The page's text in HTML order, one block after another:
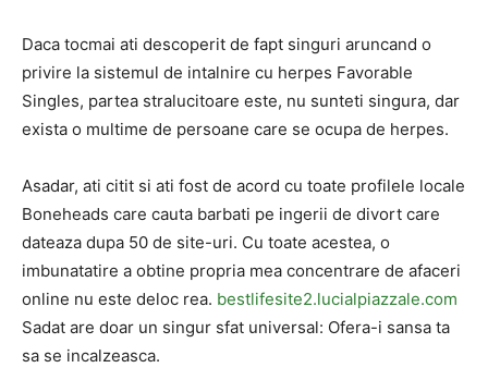
Daca tocmai ati descoperit de fapt singuri aruncand o
privire la sistemul de intalnire cu herpes Favorable
Singles, partea stralucitoare este, nu sunteti singura, dar
exista o multime de persoane care se ocupa de herpes.
Asadar, ati citit si ati fost de acord cu toate profilele locale
Boneheads care cauta barbati pe ingerii de divort care
dateaza dupa 50 de site-uri. Cu toate acestea, o
imbunatatire a obtine propria mea concentrare de afaceri
online nu este deloc rea. bestlifesite2.lucialpiazzale.com
Sadat are doar un singur sfat universal: Ofera-i sansa ta
sa se incalzeasca.